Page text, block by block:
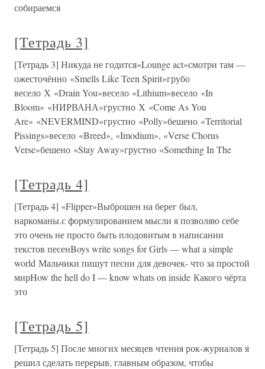
собираемся
[Тетрадь 3]
[Тетрадь 3] Никуда не годится«Lounge act»смотри там —
ожесточённо «Smells Like Teen Spirit»грубо
весело Х «Drain You»весело «Lithium»весело «In
Bloom» «НИРВАНА»грустно Х «Come As You
Are» «NEVERMIND»грустно «Polly»бешено «Territorial
Pissings»весело «Breed», «Imodium», «Verse Chorus
Verse»бешено «Stay Away»грустно «Something In The
[Тетрадь 4]
[Тетрадь 4] «Flipper»Выброшен на берег был,
наркоманы.с формулированием мысли я позволяю себе
это очень не просто быть плодовитым в написании
текстов песенBoys write songs for Girls — what a simple
world Мальчики пишут песни для девочек- что за простой
мирHow the hell do I — know whats on inside Какого чёрта
это
[Тетрадь 5]
[Тетрадь 5] После многих месяцев чтения рок-журналов я
решил сделать перерыв, главным образом, чтобы